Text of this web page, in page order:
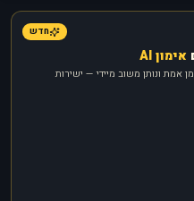
חדש
אימון AI
ונותן משוב מיידי — ישירות